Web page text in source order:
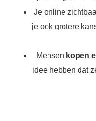
Je online
je ook grotere
Mensen kopen
idee hebben dat